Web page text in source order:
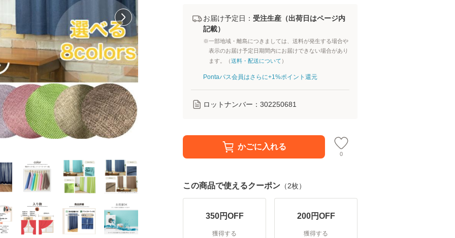
お届け予定日： 受注生産（出荷日はページ内
記載）
※一部地域・離島につきましては、送料が発生する場合や
表示のお届け予定日期間内にお届けできない場合があり
ます。（送料・配送について ）
Pontaパス会員はさらに+1%ポイント還元
ロットナンバー： 302250681
かごに入れる
0
この商品で使えるクーポン （2枚）
350円OFF
獲得する
200円OFF
獲得する